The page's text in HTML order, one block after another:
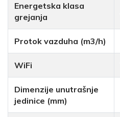
Energetska klasa
grejanja
Protok vazduha (m3/h)
WiFi
Dimenzije unutrašnje
jedinice (mm)